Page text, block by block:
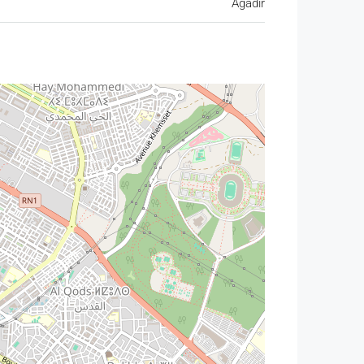
une activité de restauration dans un secteur
Agadir